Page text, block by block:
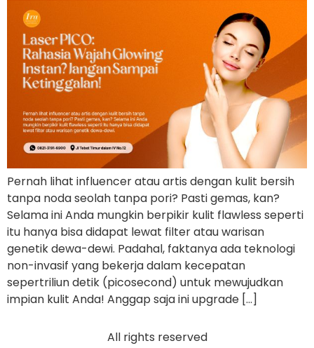
Pernah lihat influencer atau artis dengan kulit bersih
tanpa noda seolah tanpa pori? Pasti gemas, kan?
Selama ini Anda mungkin berpikir kulit flawless seperti
itu hanya bisa didapat lewat filter atau warisan
genetik dewa-dewi. Padahal, faktanya ada teknologi
non-invasif yang bekerja dalam kecepatan
sepertriliun detik (picosecond) untuk mewujudkan
impian kulit Anda! Anggap saja ini upgrade […]
All rights reserved